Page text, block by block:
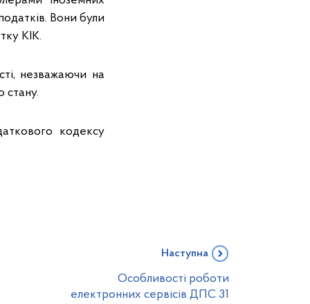
Вони були
КІК.
незважаючи на
стану.
кодексу
Наступна
Особливості роботи
електронних сервісів ДПС 31